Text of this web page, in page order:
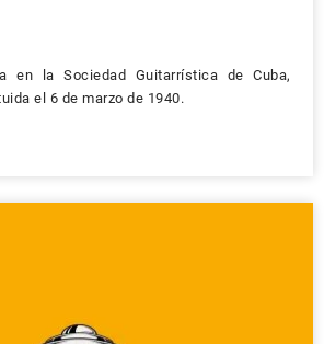
en la Sociedad Guitarrística de Cuba,
el 6 de marzo de 1940.